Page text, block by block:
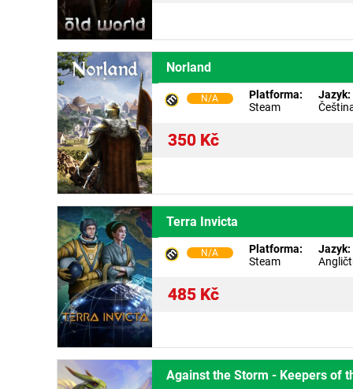
Norland
N/A
Platforma:
Steam
Jazyk:
350 Kč
Terra Invicta
N/A
Platforma:
Steam
Jazyk:
485 Kč
Against the Storm - Keepers of